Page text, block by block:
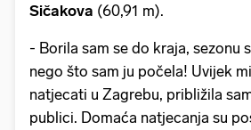
Sičakova (60,91 m).
- Borila sam se do kraja, sezonu
nego što sam ju počela! Uvijek
natjecati u Zagrebu, približila
publici. Domaća natjecanja su